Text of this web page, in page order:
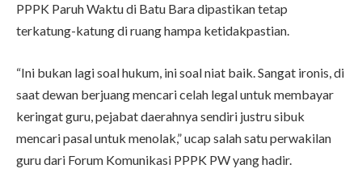
PPPK Paruh Waktu di Batu Bara dipastikan tetap
terkatung-katung di ruang hampa ketidakpastian.
“Ini bukan lagi soal hukum, ini soal niat baik. Sangat ironis, di
saat dewan berjuang mencari celah legal untuk membayar
keringat guru, pejabat daerahnya sendiri justru sibuk
mencari pasal untuk menolak,” ucap salah satu perwakilan
guru dari Forum Komunikasi PPPK PW yang hadir.